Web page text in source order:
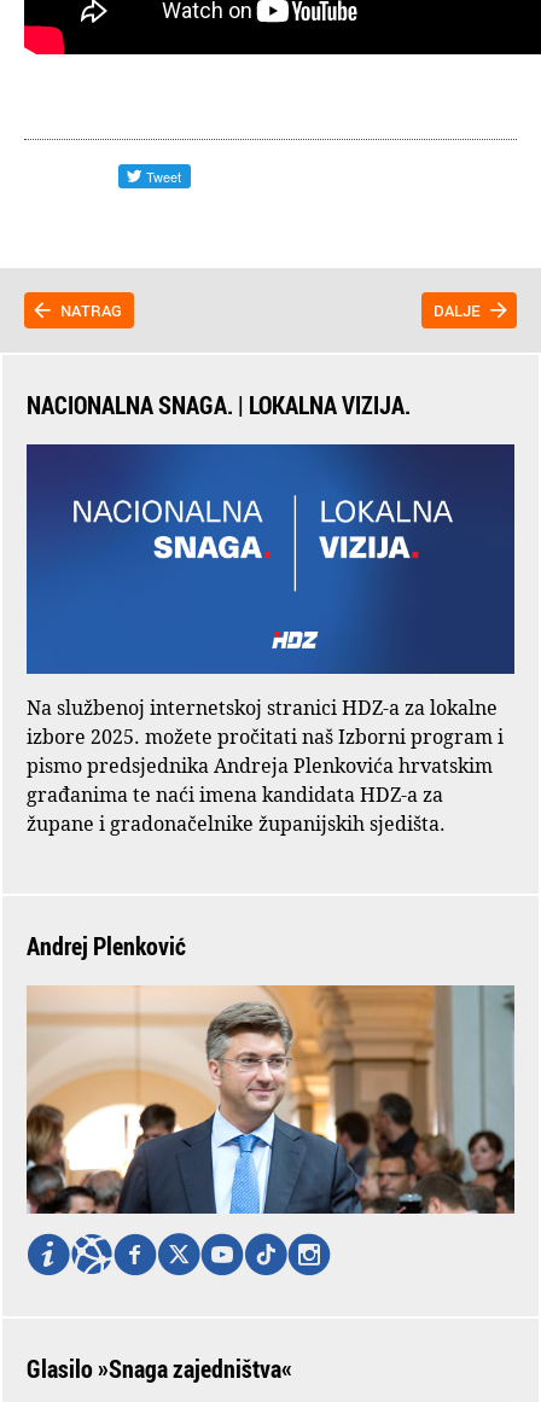
NATRAG DALJE
NACIONALNA SNAGA. | LOKALNA VIZIJA.
Na službenoj internetskoj stranici HDZ-a za lokalne
izbore 2025. možete pročitati naš Izborni program i
pismo predsjednika Andreja Plenkovića hrvatskim
građanima te naći imena kandidata HDZ-a za
župane i gradonačelnike županijskih sjedišta.
Andrej Plenković
Glasilo »Snaga zajedništva«